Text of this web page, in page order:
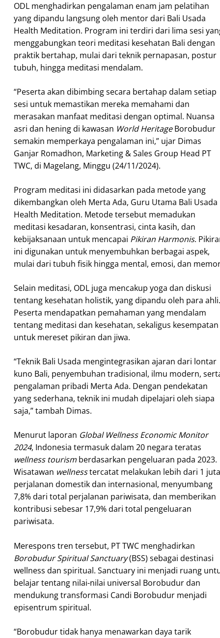
ODL menghadirkan pengalaman enam jam pelatihan
yang dipandu langsung oleh mentor dari Bali Usada
Health Meditation. Program ini terdiri dari lima sesi
menggabungkan teori meditasi kesehatan Bali dengan
praktik bertahap, mulai dari teknik pernapasan, postur
tubuh, hingga meditasi mendalam.
“Peserta akan dibimbing secara bertahap dalam setiap
sesi untuk memastikan mereka memahami dan
merasakan manfaat meditasi dengan optimal. Nuansa
asri dan hening di kawasan World HeritageBorobudur
semakin memperkaya pengalaman ini,” ujar Dimas
Ganjar Romadhon, Marketing & Sales Group Head PT
TWC, di Magelang, Minggu (24/11/2024).
Program meditasi ini didasarkan pada metode yang
dikembangkan oleh Merta Ada, Guru Utama Bali Usada
Health Meditation. Metode tersebut memadukan
meditasi kesadaran, konsentrasi, cinta kasih, dan
kebijaksanaan untuk mencapai Pikiran Harmonis.
ini digunakan untuk menyembuhkan berbagai aspek,
mulai dari tubuh fisik hingga mental, emosi, dan
Selain meditasi, ODL juga mencakup yoga dan diskusi
tentang kesehatan holistik, yang dipandu oleh para ahli.
Peserta mendapatkan pemahaman yang mendalam
tentang meditasi dan kesehatan, sekaligus kesempatan
untuk mereset pikiran dan jiwa.
“Teknik Bali Usada mengintegrasikan ajaran dari lontar
kuno Bali, penyembuhan tradisional, ilmu modern,
pengalaman pribadi Merta Ada. Dengan pendekatan
yang sederhana, teknik ini mudah dipelajari oleh siapa
saja,” tambah Dimas.
Menurut laporan Global Wellness Economic Monitor
2024, Indonesia termasuk dalam 20 negara teratas
wellness tourism berdasarkan pengeluaran pada 2023.
Wisatawan wellnesstercatat melakukan lebih dari 1 juta
perjalanan domestik dan internasional, menyumbang
7,8% dari total perjalanan pariwisata, dan memberikan
kontribusi sebesar 17,9% dari total pengeluaran
pariwisata.
Merespons tren tersebut, PT TWC menghadirkan
Borobudur Spiritual Sanctuary(BSS) sebagai destinasi
wellness dan spiritual. Sanctuary ini menjadi ruang
belajar tentang nilai-nilai universal Borobudur dan
mendukung transformasi Candi Borobudur menjadi
episentrum spiritual.
“Borobudur tidak hanya menawarkan daya tarik